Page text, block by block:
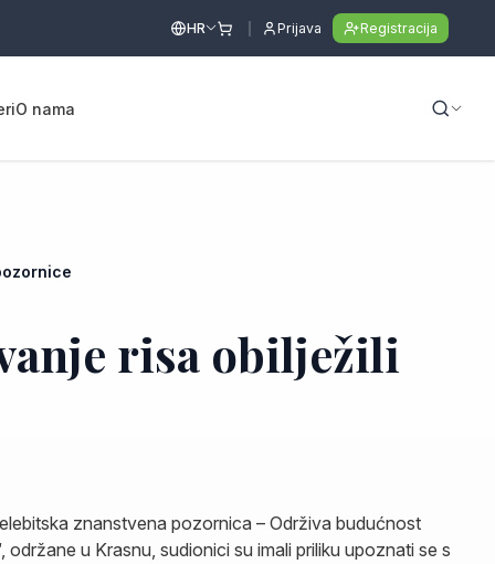
HR Prijava Registracija
O nama
risa obilježili
znanstvena pozornica – Održiva budućnost
održane u Krasnu, sudionici su imali priliku upoznati se s